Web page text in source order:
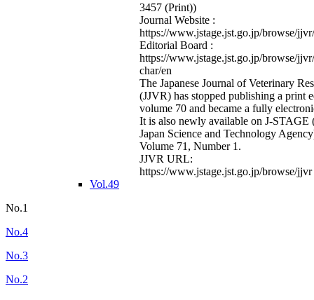
3457 (Print))
Journal Website :
https://www.jstage.jst.go.jp/browse/
Editorial Board :
https://www.jstage.jst.go.jp/browse/
char/en
The Japanese Journal of Veterinary
(JJVR) has stopped publishing a print
volume 70 and became a fully
It is also newly available on J-STAGE
Japan Science and Technology
Volume 71, Number 1.
JJVR URL:
https://www.jstage.jst.go.jp/browse/jjvr
Vol.49
No.1
No.4
No.3
No.2